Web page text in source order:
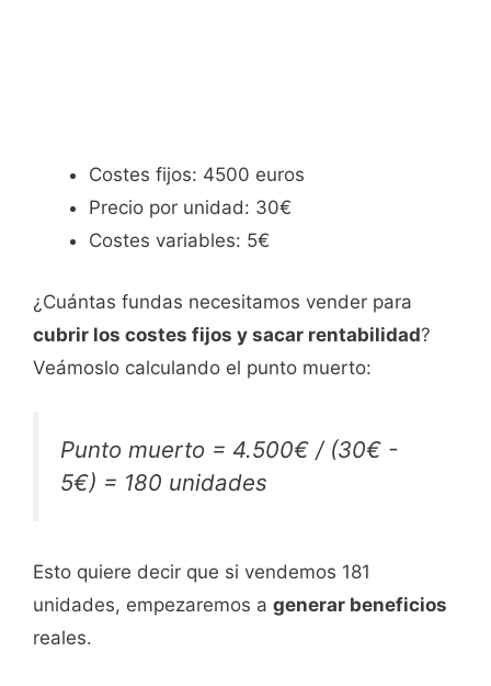
Costes fijos: 4500 euros
Precio por unidad: 30€
Costes variables: 5€
¿Cuántas fundas necesitamos vender para
cubrir los costes fijos y sacar rentabilidad?
Veámoslo calculando el punto muerto:
Punto muerto = 4.500€ / (30€ -
5€) = 180 unidades
Esto quiere decir que si vendemos 181
unidades, empezaremos a generar beneficios
reales.